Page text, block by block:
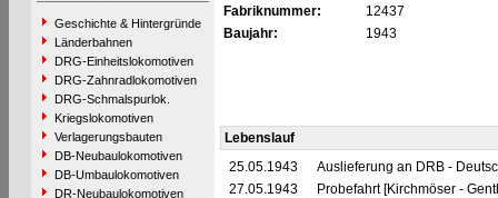
Geschichte & Hintergründe
Länderbahnen
DRG-Einheitslokomotiven
DRG-Zahnradlokomotiven
DRG-Schmalspurlok.
Kriegslokomotiven
Verlagerungsbauten
DB-Neubaulokomotiven
DB-Umbaulokomotiven
DR-Neubaulokomotiven
Fabriknummer:
12437
Baujahr:
1943
Lebenslauf
25.05.1943
Auslieferung an DRB -
27.05.1943
Probefahrt [Kirchmöser -